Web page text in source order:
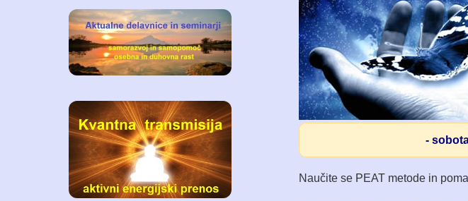
-
Naučite se PEAT metode in